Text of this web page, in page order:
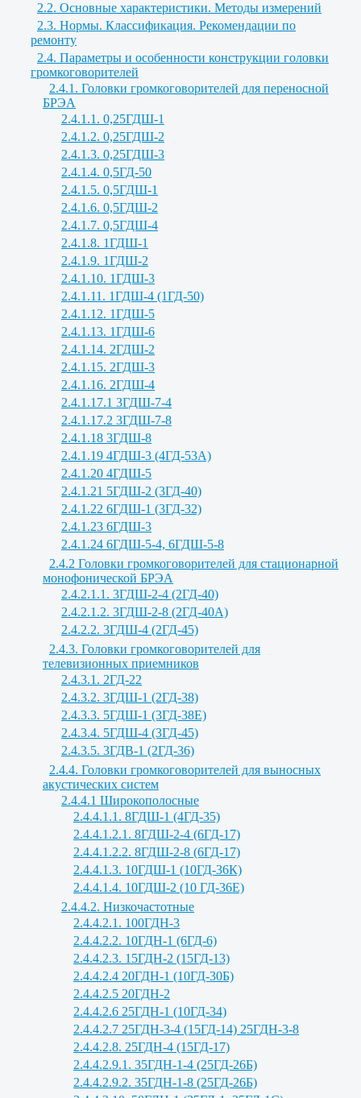
2.2. Основные характеристики. Методы измерений
2.3. Нормы. Классификация. Рекомендации по
ремонту
2.4. Параметры и особенности конструкции головки
громкоговорителей
2.4.1. Головки громкоговорителей для переносной
БРЭА
2.4.1.1. 0,25ГДШ-1
2.4.1.2. 0,25ГДШ-2
2.4.1.3. 0,25ГДШ-3
2.4.1.4. 0,5ГД-50
2.4.1.5. 0,5ГДШ-1
2.4.1.6. 0,5ГДШ-2
2.4.1.7. 0,5ГДШ-4
2.4.1.8. 1ГДШ-1
2.4.1.9. 1ГДШ-2
2.4.1.10. 1ГДШ-3
2.4.1.11. 1ГДШ-4 (1ГД-50)
2.4.1.12. 1ГДШ-5
2.4.1.13. 1ГДШ-6
2.4.1.14. 2ГДШ-2
2.4.1.15. 2ГДШ-3
2.4.1.16. 2ГДШ-4
2.4.1.17.1 3ГДШ-7-4
2.4.1.17.2 3ГДШ-7-8
2.4.1.18 3ГДШ-8
2.4.1.19 4ГДШ-3 (4ГД-53А)
2.4.1.20 4ГДШ-5
2.4.1.21 5ГДШ-2 (3ГД-40)
2.4.1.22 6ГДШ-1 (3ГД-32)
2.4.1.23 6ГДШ-3
2.4.1.24 6ГДШ-5-4, 6ГДШ-5-8
2.4.2 Головки громкоговорителей для стационарной
монофонической БРЭА
2.4.2.1.1. 3ГДШ-2-4 (2ГД-40)
2.4.2.1.2. 3ГДШ-2-8 (2ГД-40А)
2.4.2.2. 3ГДШ-4 (2ГД-45)
2.4.3. Головки громкоговорителей для
телевизионных приемников
2.4.3.1. 2ГД-22
2.4.3.2. 3ГДШ-1 (2ГД-38)
2.4.3.3. 5ГДШ-1 (3ГД-38Е)
2.4.3.4. 5ГДШ-4 (3ГД-45)
2.4.3.5. 3ГДВ-1 (2ГД-36)
2.4.4. Головки громкоговорителей для выносных
акустических систем
2.4.4.1 Широкополосные
2.4.4.1.1. 8ГДШ-1 (4ГД-35)
2.4.4.1.2.1. 8ГДШ-2-4 (6ГД-17)
2.4.4.1.2.2. 8ГДШ-2-8 (6ГД-17)
2.4.4.1.3. 10ГДШ-1 (10ГД-36К)
2.4.4.1.4. 10ГДШ-2 (10 ГД-36Е)
2.4.4.2. Низкочастотные
2.4.4.2.1. 100ГДН-3
2.4.4.2.2. 10ГДН-1 (6ГД-6)
2.4.4.2.3. 15ГДН-2 (15ГД-13)
2.4.4.2.4 20ГДН-1 (10ГД-30Б)
2.4.4.2.5 20ГДН-2
2.4.4.2.6 25ГДН-1 (10ГД-34)
2.4.4.2.7 25ГДН-3-4 (15ГД-14) 25ГДН-3-8
2.4.4.2.8. 25ГДН-4 (15ГД-17)
2.4.4.2.9.1. 35ГДН-1-4 (25ГД-26Б)
2.4.4.2.9.2. 35ГДН-1-8 (25ГД-26Б)